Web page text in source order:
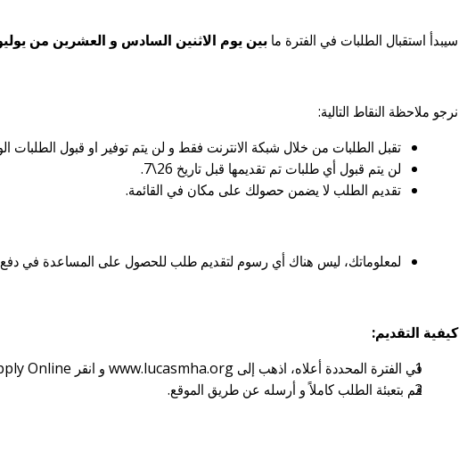
سيبدأ استقبال الطلبات في الفترة ما بين يوم الاثنين السادس و العشرين من يوليو في الساعة 12:01 صباحاً (27\7) و تنتهي يوم الجمعة الثلاثين من يوليو في
نرجو ملاحظة النقاط التالية:
تقبل الطلبات من خلال شبكة الانترنت فقط و لن يتم توفير او قبول الطلبات
لن يتم قبول أي طلبات تم تقديمها قبل تاريخ 26\7.
تقديم الطلب لا يضمن حصولك على مكان في القائمة.
لمعلوماتك، ليس هناك أي رسوم لتقديم طلب للحصول على المساعدة في دفع
كيفية التقديم:
في الفترة المحددة أعلاه، اذهب إلى www.lucasmha.org و انقر Apply Online
قم بتعبئة الطلب كاملاً و أرسله عن طريق الموقع.